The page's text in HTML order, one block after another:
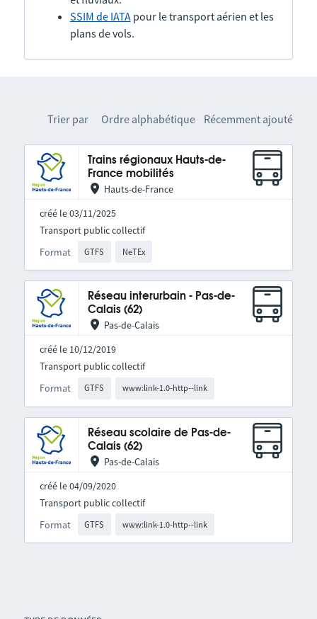
SSIM de IATApour le transport aérien et les
plans de vols.
Trier par Ordre alphabétique Récemment ajouté
Trains régionaux Hauts-de-
France mobilités
Hauts-de-France
créé le 03/11/2025
Format GTFS NeTEx
Transport public collectif
Réseau interurbain - Pas-de-
Calais (62)
Pas-de-Calais
créé le 10/12/2019
Format GTFS www:link-1.0-http--link
Transport public collectif
Réseau scolaire de Pas-de-
Calais (62)
Pas-de-Calais
créé le 04/09/2020
Format GTFS www:link-1.0-http--link
Transport public collectif